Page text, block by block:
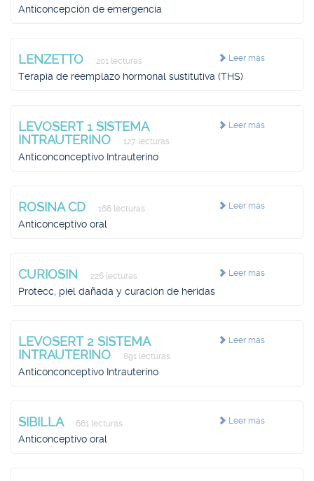
Anticoncepción de emergencia
Leer más
LENZETTO 201 lecturas
Terapia de reemplazo hormonal sustitutiva (THS)
Leer más
LEVOSERT 1 SISTEMA
INTRAUTERINO
127 lecturas
Anticonconceptivo Intrauterino
Leer más
ROSINA CD 166 lecturas
Anticonceptivo oral
Leer más
CURIOSIN 226 lecturas
Protecc, piel dañada y curación de heridas
Leer más
LEVOSERT 2 SISTEMA
INTRAUTERINO
891 lecturas
Anticonconceptivo Intrauterino
Leer más
SIBILLA 661 lecturas
Anticonceptivo oral